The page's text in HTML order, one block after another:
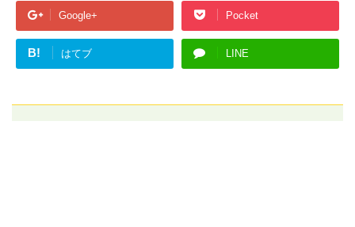
Google+ Pocket
B! はてブ LINE